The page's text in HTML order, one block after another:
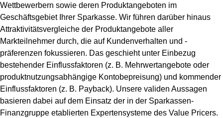
Wettbewerbern sowie deren Produktangeboten im
Geschäftsgebiet Ihrer Sparkasse. Wir führen darüber hinaus
Attraktivitätsvergleiche der Produktangebote aller
Markteilnehmer durch, die auf Kundenverhalten und -
präferenzen fokussieren. Das geschieht unter Einbezug
bestehender Einflussfaktoren (z. B. Mehrwertangebote oder
produktnutzungsabhängige Kontobepreisung) und kommender
Einflussfaktoren (z. B. Payback). Unsere validen Aussagen
basieren dabei auf dem Einsatz der in der Sparkassen-
Finanzgruppe etablierten Expertensysteme des Value Pricers.